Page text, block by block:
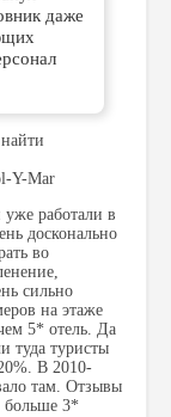
даже
Y-Mar
уже работали в
досконально
во
сильно
на этаже
5* отель. Да
туда туристы
В 2010-
там. Отзывы
больше 3*